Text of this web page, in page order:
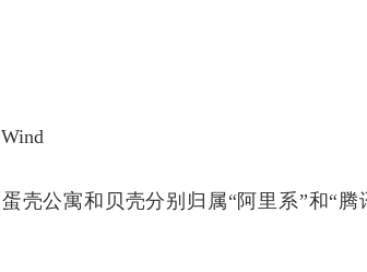
壳公寓和贝壳分别归属“阿里系”和“腾